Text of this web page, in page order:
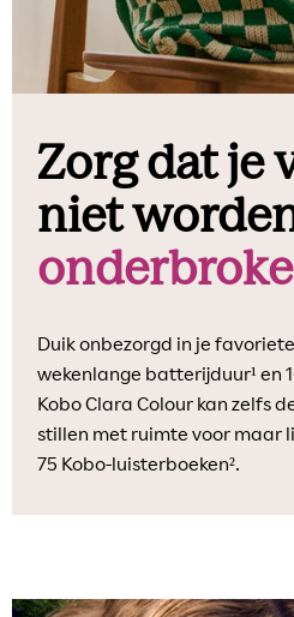
Zorg dat je
niet
Duik onbezorgd in je
wekenlange batterijduur¹ en
Kobo Clara Colour kan zelfs
stillen met ruimte voor maar
75 Kobo-luisterboeken².